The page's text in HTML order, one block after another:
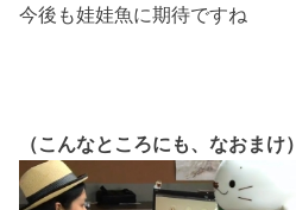
今後も娃娃魚に期待ですね
（こんなところにも、なおまけ）